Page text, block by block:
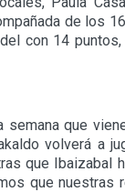
de los
con 14
semana que
volverá a
que Ibaizabal
que